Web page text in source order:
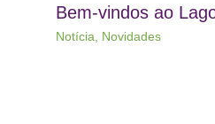
Bem-vindos ao
Notícia, Novidades